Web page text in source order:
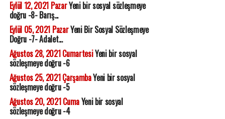
Eylül 12, 2021 PazarYeni bir sosyal sözleşmeye
doğru -8- Barış...
Eylül 05, 2021 PazarYeni Bir Sosyal Sözleşmeye
Doğru -7- Adalet...
Ağustos 28, 2021 CumartesiYeni bir sosyal
sözleşmeye doğru -6
Ağustos 25, 2021 ÇarşambaYeni bir sosyal
sözleşmeye doğru -5
Ağustos 20, 2021 CumaYeni bir sosyal
sözleşmeye doğru -4